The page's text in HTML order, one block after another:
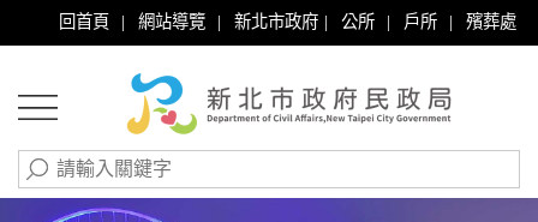
回首頁 | 網站導覽 | 新北市政府 | 公所 | 戶所 | 殯葬處